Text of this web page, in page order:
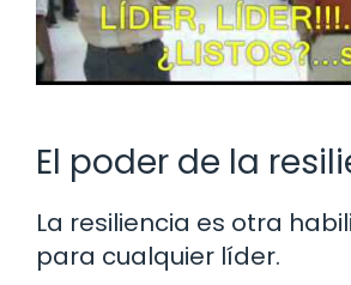
El poder de la
La resiliencia es otra
para cualquier líder.